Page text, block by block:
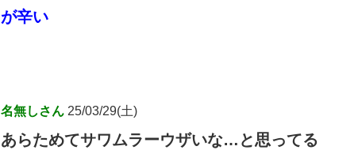
が辛い
名無しさん 25/03/29(土)
あらためてサワムラーウザいな…と思ってる